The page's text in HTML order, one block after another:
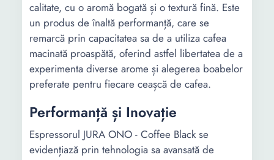
calitate, cu o aromă bogată și o textură fină. Este
un produs de înaltă performanță, care se
remarcă prin capacitatea sa de a utiliza cafea
macinată proaspătă, oferind astfel libertatea de a
experimenta diverse arome și alegerea boabelor
preferate pentru fiecare ceașcă de cafea.
Performanță și Inovație
Espressorul JURA ONO - Coffee Black se
evidențiază prin tehnologia sa avansată de